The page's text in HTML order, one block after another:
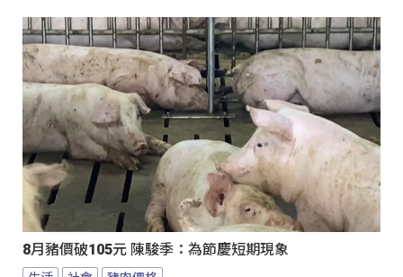
8月豬價破105元 陳駿季：為節慶短期現象